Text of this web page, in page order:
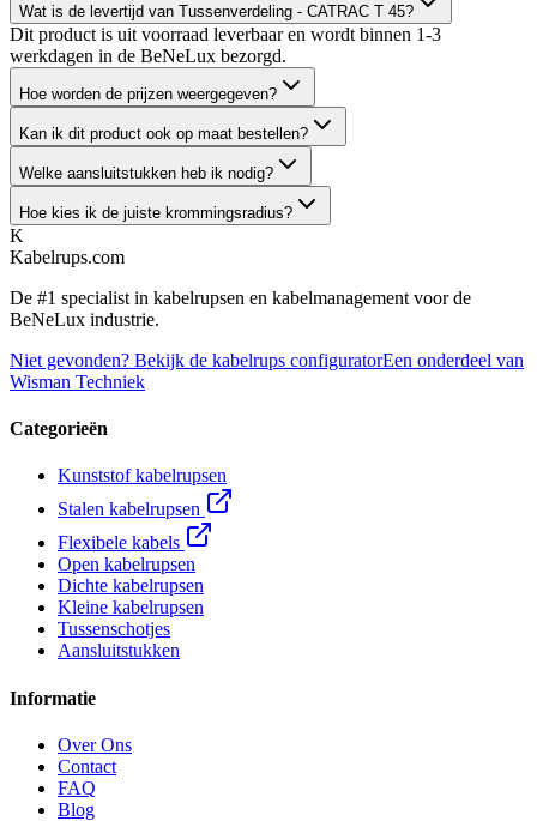
Wat is de levertijd van Tussenverdeling - CATRAC T 45?
Dit product is uit voorraad leverbaar en wordt binnen 1-3
werkdagen in de BeNeLux bezorgd.
Hoe worden de prijzen weergegeven?
Kan ik dit product ook op maat bestellen?
Welke aansluitstukken heb ik nodig?
Hoe kies ik de juiste krommingsradius?
K
Kabelrups.com
De #1 specialist in kabelrupsen en kabelmanagement voor de
BeNeLux industrie.
Niet gevonden? Bekijk de kabelrups configuratorEen onderdeel van
Wisman Techniek
Categorieën
Kunststof kabelrupsen
Stalen kabelrupsen
Flexibele kabels
Open kabelrupsen
Dichte kabelrupsen
Kleine kabelrupsen
Tussenschotjes
Aansluitstukken
Informatie
Over Ons
Contact
FAQ
Blog